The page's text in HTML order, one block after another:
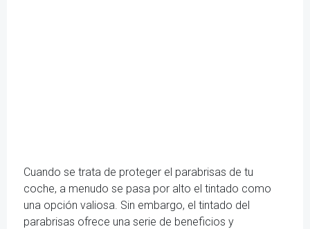
Cuando se trata de proteger el parabrisas de tu
coche, a menudo se pasa por alto el tintado como
una opción valiosa. Sin embargo, el tintado del
parabrisas ofrece una serie de beneficios y